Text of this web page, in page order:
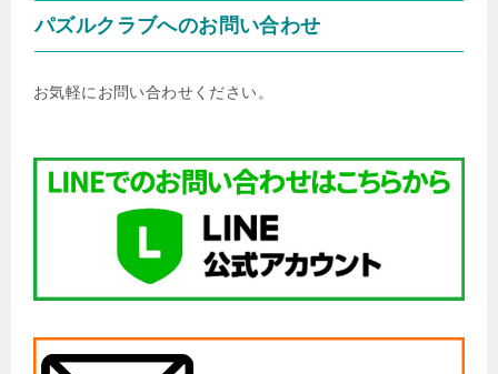
パズルクラブへのお問い合わせ
お気軽にお問い合わせください。